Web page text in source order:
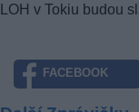
LOH v Tokiu budou
FACEBOOK